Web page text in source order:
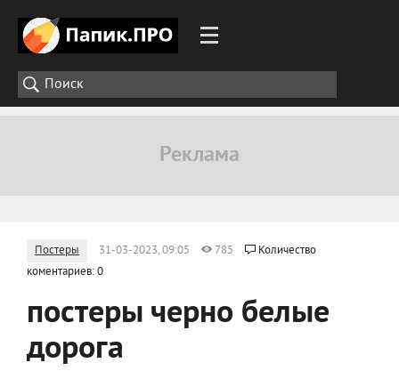
Постеры 31-03-2023, 09:05 785
Количество
коментариев: 0
постеры черно белые
дорога